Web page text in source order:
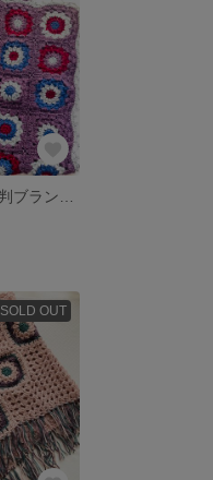
SOLD OUT